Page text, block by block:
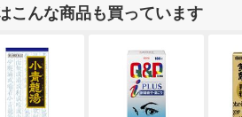
こんな商品も買っています